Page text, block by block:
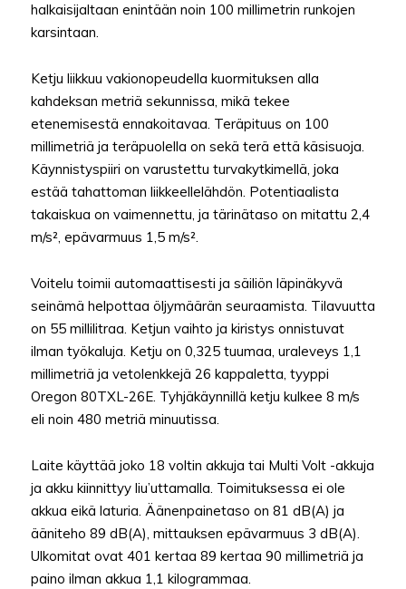
halkaisijaltaan enintään noin 100 millimetrin runkojen
karsintaan.
Ketju liikkuu vakionopeudella kuormituksen alla
kahdeksan metriä sekunnissa, mikä tekee
etenemisestä ennakoitavaa. Teräpituus on 100
millimetriä ja teräpuolella on sekä terä että käsisuoja.
Käynnistyspiiri on varustettu turvakytkimellä, joka
estää tahattoman liikkeellelähdön. Potentiaalista
takaiskua on vaimennettu, ja tärinätaso on mitattu 2,4
m/s², epävarmuus 1,5 m/s².
Voitelu toimii automaattisesti ja säiliön läpinäkyvä
seinämä helpottaa öljymäärän seuraamista. Tilavuutta
on 55 millilitraa. Ketjun vaihto ja kiristys onnistuvat
ilman työkaluja. Ketju on 0,325 tuumaa, uraleveys 1,1
millimetriä ja vetolenkkejä 26 kappaletta, tyyppi
Oregon 80TXL-26E. Tyhjäkäynnillä ketju kulkee 8 m/s
eli noin 480 metriä minuutissa.
Laite käyttää joko 18 voltin akkuja tai Multi Volt -akkuja
ja akku kiinnittyy liu’uttamalla. Toimituksessa ei ole
akkua eikä laturia. Äänenpainetaso on 81 dB(A) ja
ääniteho 89 dB(A), mittauksen epävarmuus 3 dB(A).
Ulkomitat ovat 401 kertaa 89 kertaa 90 millimetriä ja
paino ilman akkua 1,1 kilogrammaa.